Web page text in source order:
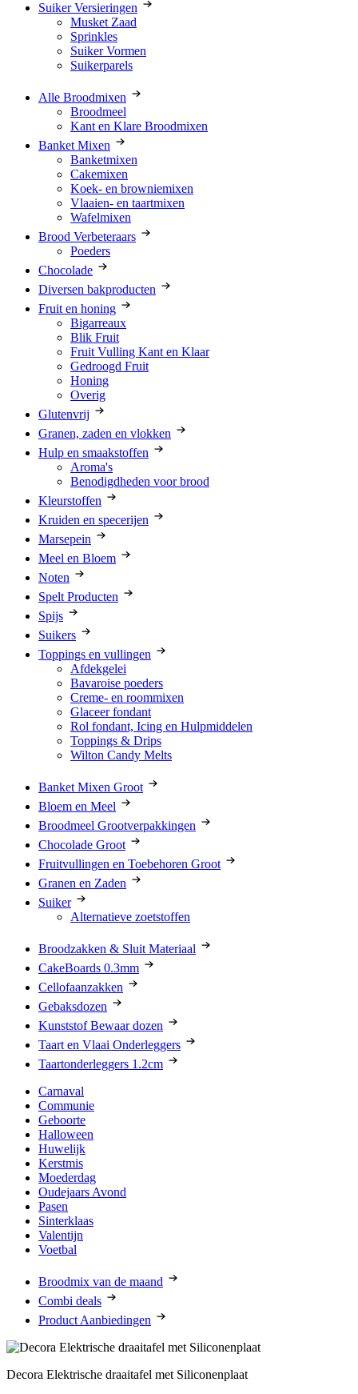
Suiker Versieringen
Musket Zaad
Sprinkles
Suiker Vormen
Suikerparels
Alle Broodmixen
Broodmeel
Kant en Klare Broodmixen
Banket Mixen
Banketmixen
Cakemixen
Koek- en browniemixen
Vlaaien- en taartmixen
Wafelmixen
Brood Verbeteraars
Poeders
Chocolade
Diversen bakproducten
Fruit en honing
Bigarreaux
Blik Fruit
Fruit Vulling Kant en Klaar
Gedroogd Fruit
Honing
Overig
Glutenvrij
Granen, zaden en vlokken
Hulp en smaakstoffen
Aroma's
Benodigdheden voor brood
Kleurstoffen
Kruiden en specerijen
Marsepein
Meel en Bloem
Noten
Spelt Producten
Spijs
Suikers
Toppings en vullingen
Afdekgelei
Bavaroise poeders
Creme- en roommixen
Glaceer fondant
Rol fondant, Icing en Hulpmiddelen
Toppings & Drips
Wilton Candy Melts
Banket Mixen Groot
Bloem en Meel
Broodmeel Grootverpakkingen
Chocolade Groot
Fruitvullingen en Toebehoren Groot
Granen en Zaden
Suiker
Alternatieve zoetstoffen
Broodzakken & Sluit Materiaal
CakeBoards 0.3mm
Cellofaanzakken
Gebaksdozen
Kunststof Bewaar dozen
Taart en Vlaai Onderleggers
Taartonderleggers 1.2cm
Carnaval
Communie
Geboorte
Halloween
Huwelijk
Kerstmis
Moederdag
Oudejaars Avond
Pasen
Sinterklaas
Valentijn
Voetbal
Broodmix van de maand
Combi deals
Product Aanbiedingen
Decora Elektrische draaitafel met Siliconenplaat